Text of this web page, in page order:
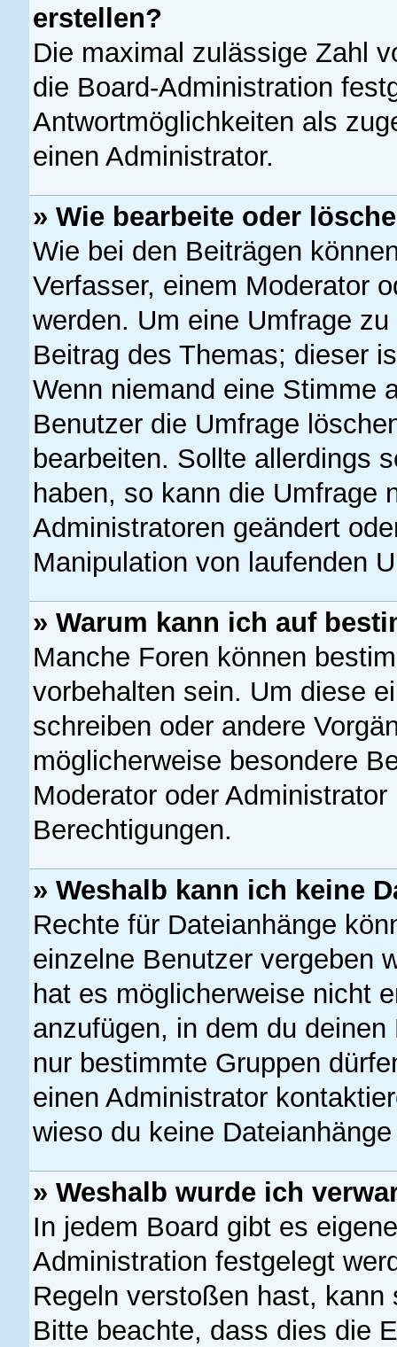
erstellen?
Die maximal zulässige Zahl
die Board-Administration
Antwortmöglichkeiten als
einen Administrator.
» Wie bearbeite oder
Wie bei den Beiträgen
Verfasser, einem Moderator
werden. Um eine Umfrage
Beitrag des Themas; dieser
Wenn niemand eine Stimme
Benutzer die Umfrage
bearbeiten. Sollte allerdings
haben, so kann die Umfrage
Administratoren geändert
Manipulation von laufenden
» Warum kann ich auf
Manche Foren können
vorbehalten sein. Um diese
schreiben oder andere
möglicherweise besondere
Moderator oder
Berechtigungen.
» Weshalb kann ich keine
Rechte für Dateianhänge
einzelne Benutzer vergeben
hat es möglicherweise nicht
anzufügen, in dem du
nur bestimmte Gruppen
einen Administrator
wieso du keine
» Weshalb wurde ich
In jedem Board gibt es
Administration festgelegt
Regeln verstoßen hast,
Bitte beachte, dass dies die